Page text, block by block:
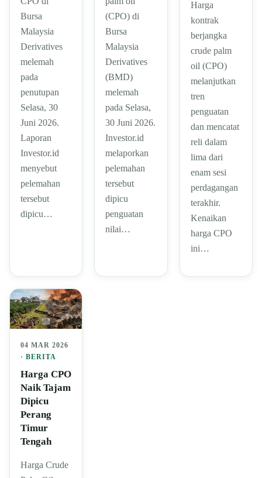
Bursa
Malaysia
Derivatives
melemah
pada
penutupan
Selasa, 30
Juni 2026.
Laporan
Investor.id
menyebut
pelemahan
tersebut
dipicu…
(CPO) di
Bursa
Malaysia
Derivatives
(BMD)
melemah
pada Selasa,
30 Juni 2026.
Investor.id
melaporkan
pelemahan
tersebut
dipicu
penguatan
nilai…
Harga
kontrak
berjangka
crude palm
oil (CPO)
melanjutkan
tren
penguatan
dan mencatat
reli dalam
lima dari
enam sesi
perdagangan
terakhir.
Kenaikan
harga CPO
ini…
04 MAR 2026
· BERITA
Harga CPO
Naik Tajam
Dipicu
Perang
Timur
Tengah
Harga Crude